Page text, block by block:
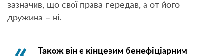
зазначив, що свої права передав, а от його
дружина – ні.
Також він є кінцевим бенефіціарним